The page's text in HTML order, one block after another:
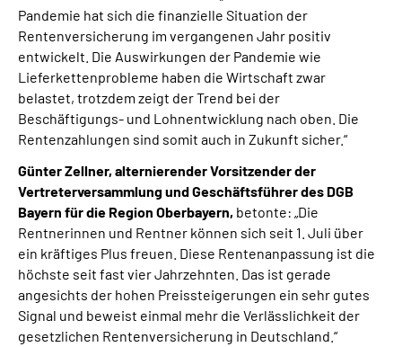
Pandemie hat sich die finanzielle Situation der
Rentenversicherung im vergangenen Jahr positiv
entwickelt. Die Auswirkungen der Pandemie wie
Lieferkettenprobleme haben die Wirtschaft zwar
belastet, trotzdem zeigt der Trend bei der
Beschäftigungs- und Lohnentwicklung nach oben. Die
Rentenzahlungen sind somit auch in Zukunft sicher.“
Günter Zellner, alternierender Vorsitzender der
Vertreterversammlung und Geschäftsführer des DGB
Bayern für die Region Oberbayern, betonte: „Die
Rentnerinnen und Rentner können sich seit 1. Juli über
ein kräftiges Plus freuen. Diese Rentenanpassung ist die
höchste seit fast vier Jahrzehnten. Das ist gerade
angesichts der hohen Preissteigerungen ein sehr gutes
Signal und beweist einmal mehr die Verlässlichkeit der
gesetzlichen Rentenversicherung in Deutschland.“